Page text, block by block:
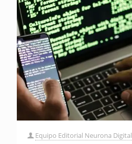
Equipo Editorial Neurona Digital